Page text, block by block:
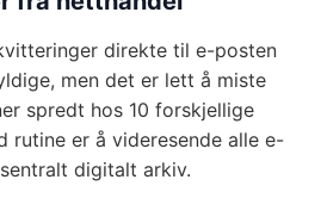
direkte til e-posten
men det er lett å miste
spredt hos 10 forskjellige
rutine er å videresende alle e-
digitalt arkiv.